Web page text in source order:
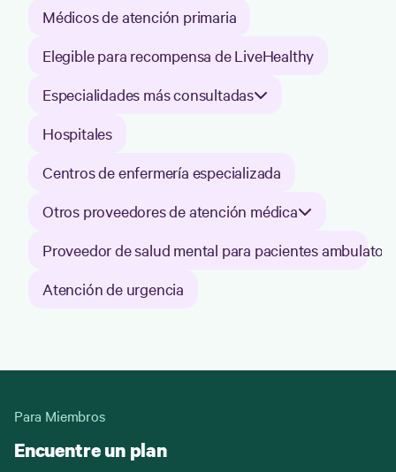
Médicos de atención primaria
Elegible para recompensa de LiveHealthy
Especialidades más consultadas
Hospitales
Centros de enfermería especializada
Otros proveedores de atención médica
Proveedor de salud mental para pacientes
Atención de urgencia
Para Miembros
Encuentre un plan